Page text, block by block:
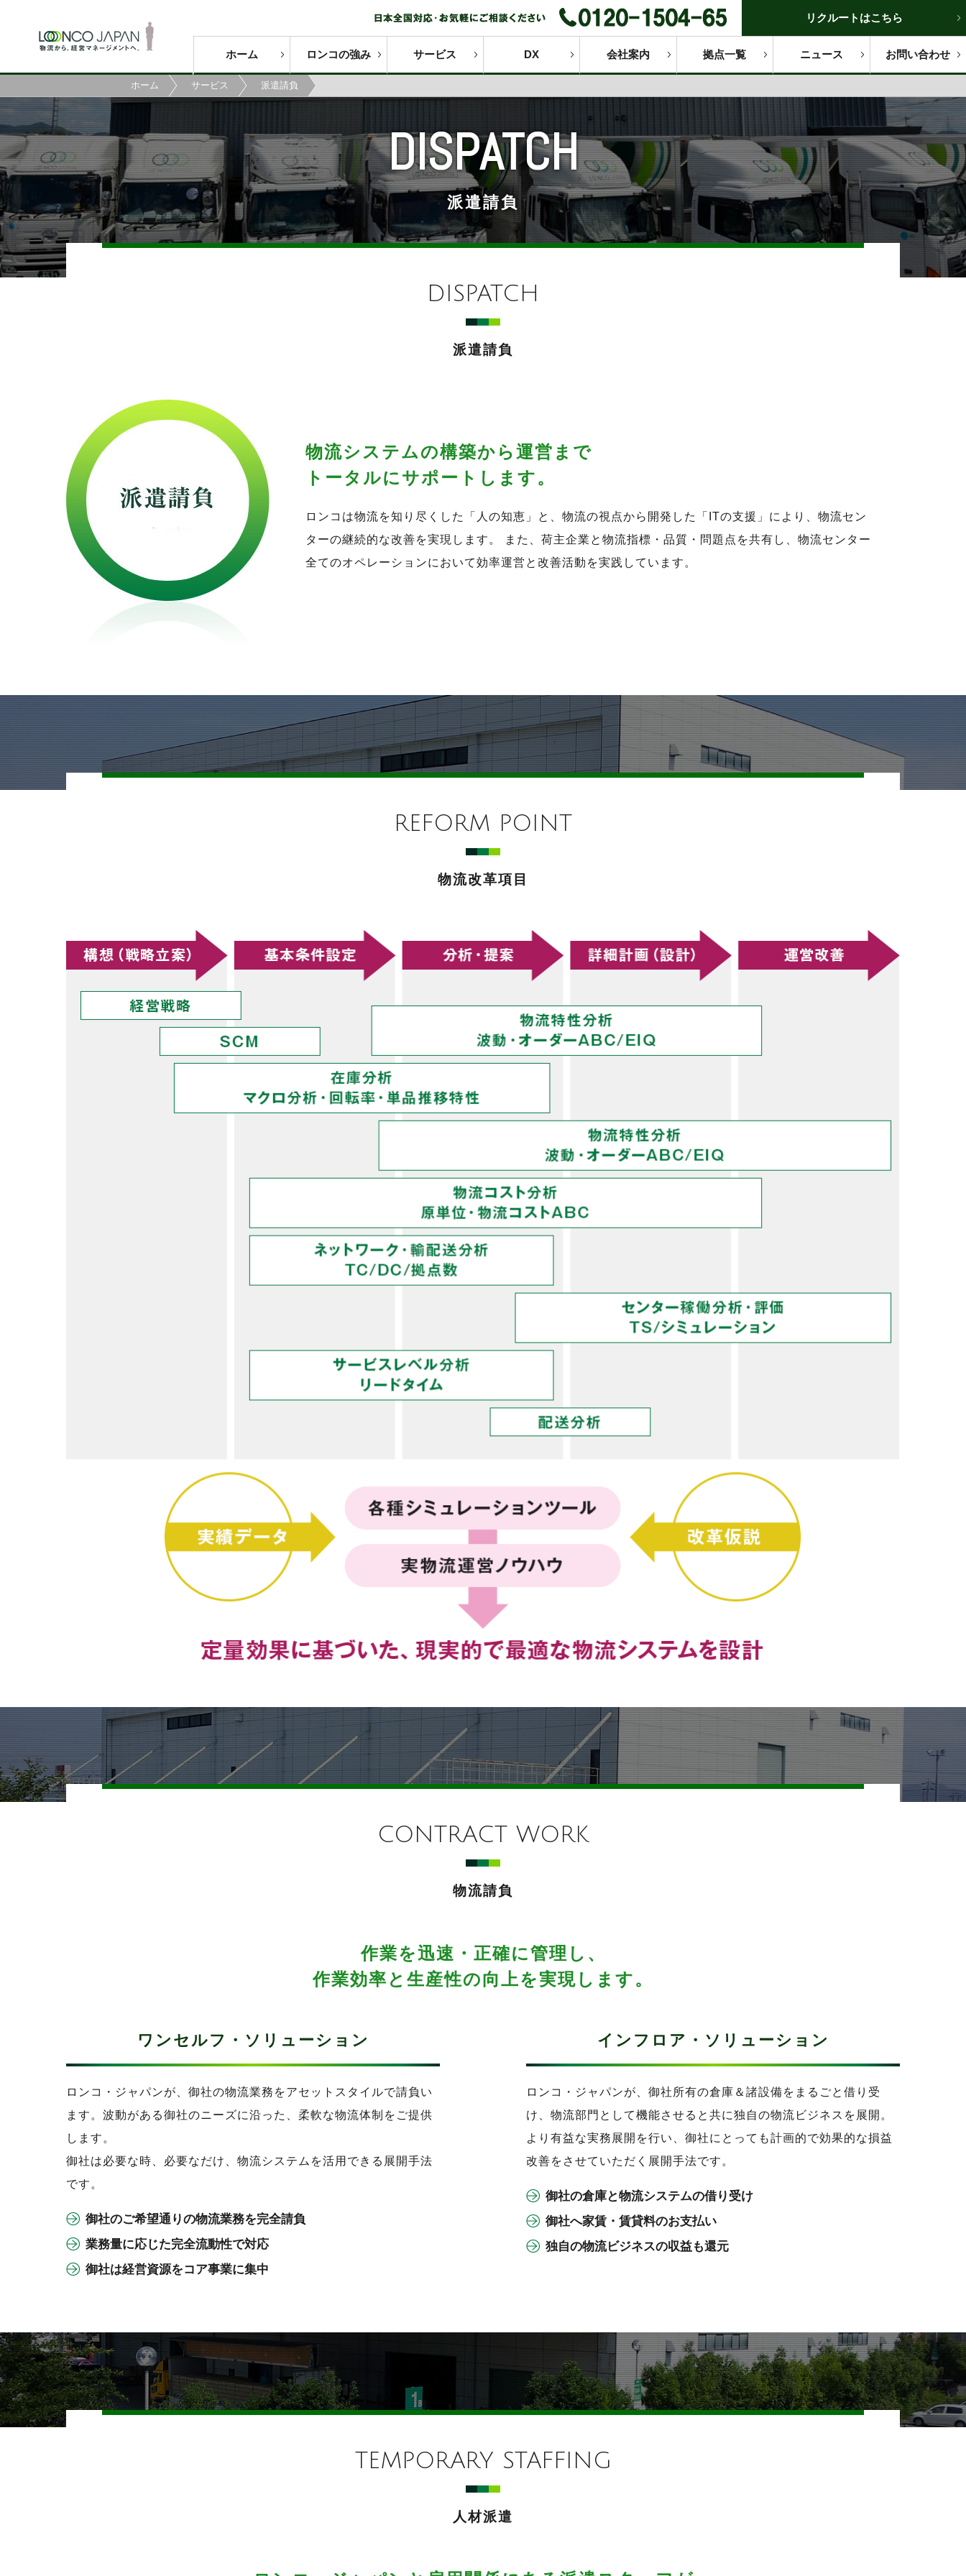
リクルートはこちら
ホーム ロンコの強み サービス DX 会社案内 拠点一覧 ニュース お問い合わせ
ホーム サービス 派遣請負
DISPATCH
派遣請負
DISPATCH
派遣請負
物流システムの構築から運営まで
トータルにサポートします。
ロンコは物流を知り尽くした「人の知恵」と、物流の視点から開発した「ITの支援」により、物流セン
ターの継続的な改善を実現します。 また、荷主企業と物流指標・品質・問題点を共有し、物流センター
全てのオペレーションにおいて効率運営と改善活動を実践しています。
REFORM POINT
物流改革項目
CONTRACT WORK
物流請負
作業を迅速・正確に管理し、
作業効率と生産性の向上を実現します。
ワンセルフ・ソリューション
ロンコ・ジャパンが、御社の物流業務をアセットスタイルで請負い
ます。波動がある御社のニーズに沿った、柔軟な物流体制をご提供
します。
御社は必要な時、必要なだけ、物流システムを活用できる展開手法
です。
御社のご希望通りの物流業務を完全請負
業務量に応じた完全流動性で対応
御社は経営資源をコア事業に集中
インフロア・ソリューション
ロンコ・ジャパンが、御社所有の倉庫＆諸設備をまるごと借り受
け、物流部門として機能させると共に独自の物流ビジネスを展開。
より有益な実務展開を行い、御社にとっても計画的で効果的な損益
改善をさせていただく展開手法です。
御社の倉庫と物流システムの借り受け
御社へ家賃・賃貸料のお支払い
独自の物流ビジネスの収益も還元
TEMPORARY STAFFING
人材派遣